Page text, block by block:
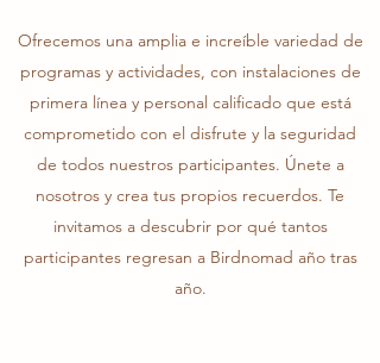
Ofrecemos una amplia e increíble variedad de
programas y actividades, con instalaciones de
primera línea y personal calificado que está
comprometido con el disfrute y la seguridad
de todos nuestros participantes. Únete a
nosotros y crea tus propios recuerdos. Te
invitamos a descubrir por qué tantos
participantes regresan a Birdnomad año tras
año.